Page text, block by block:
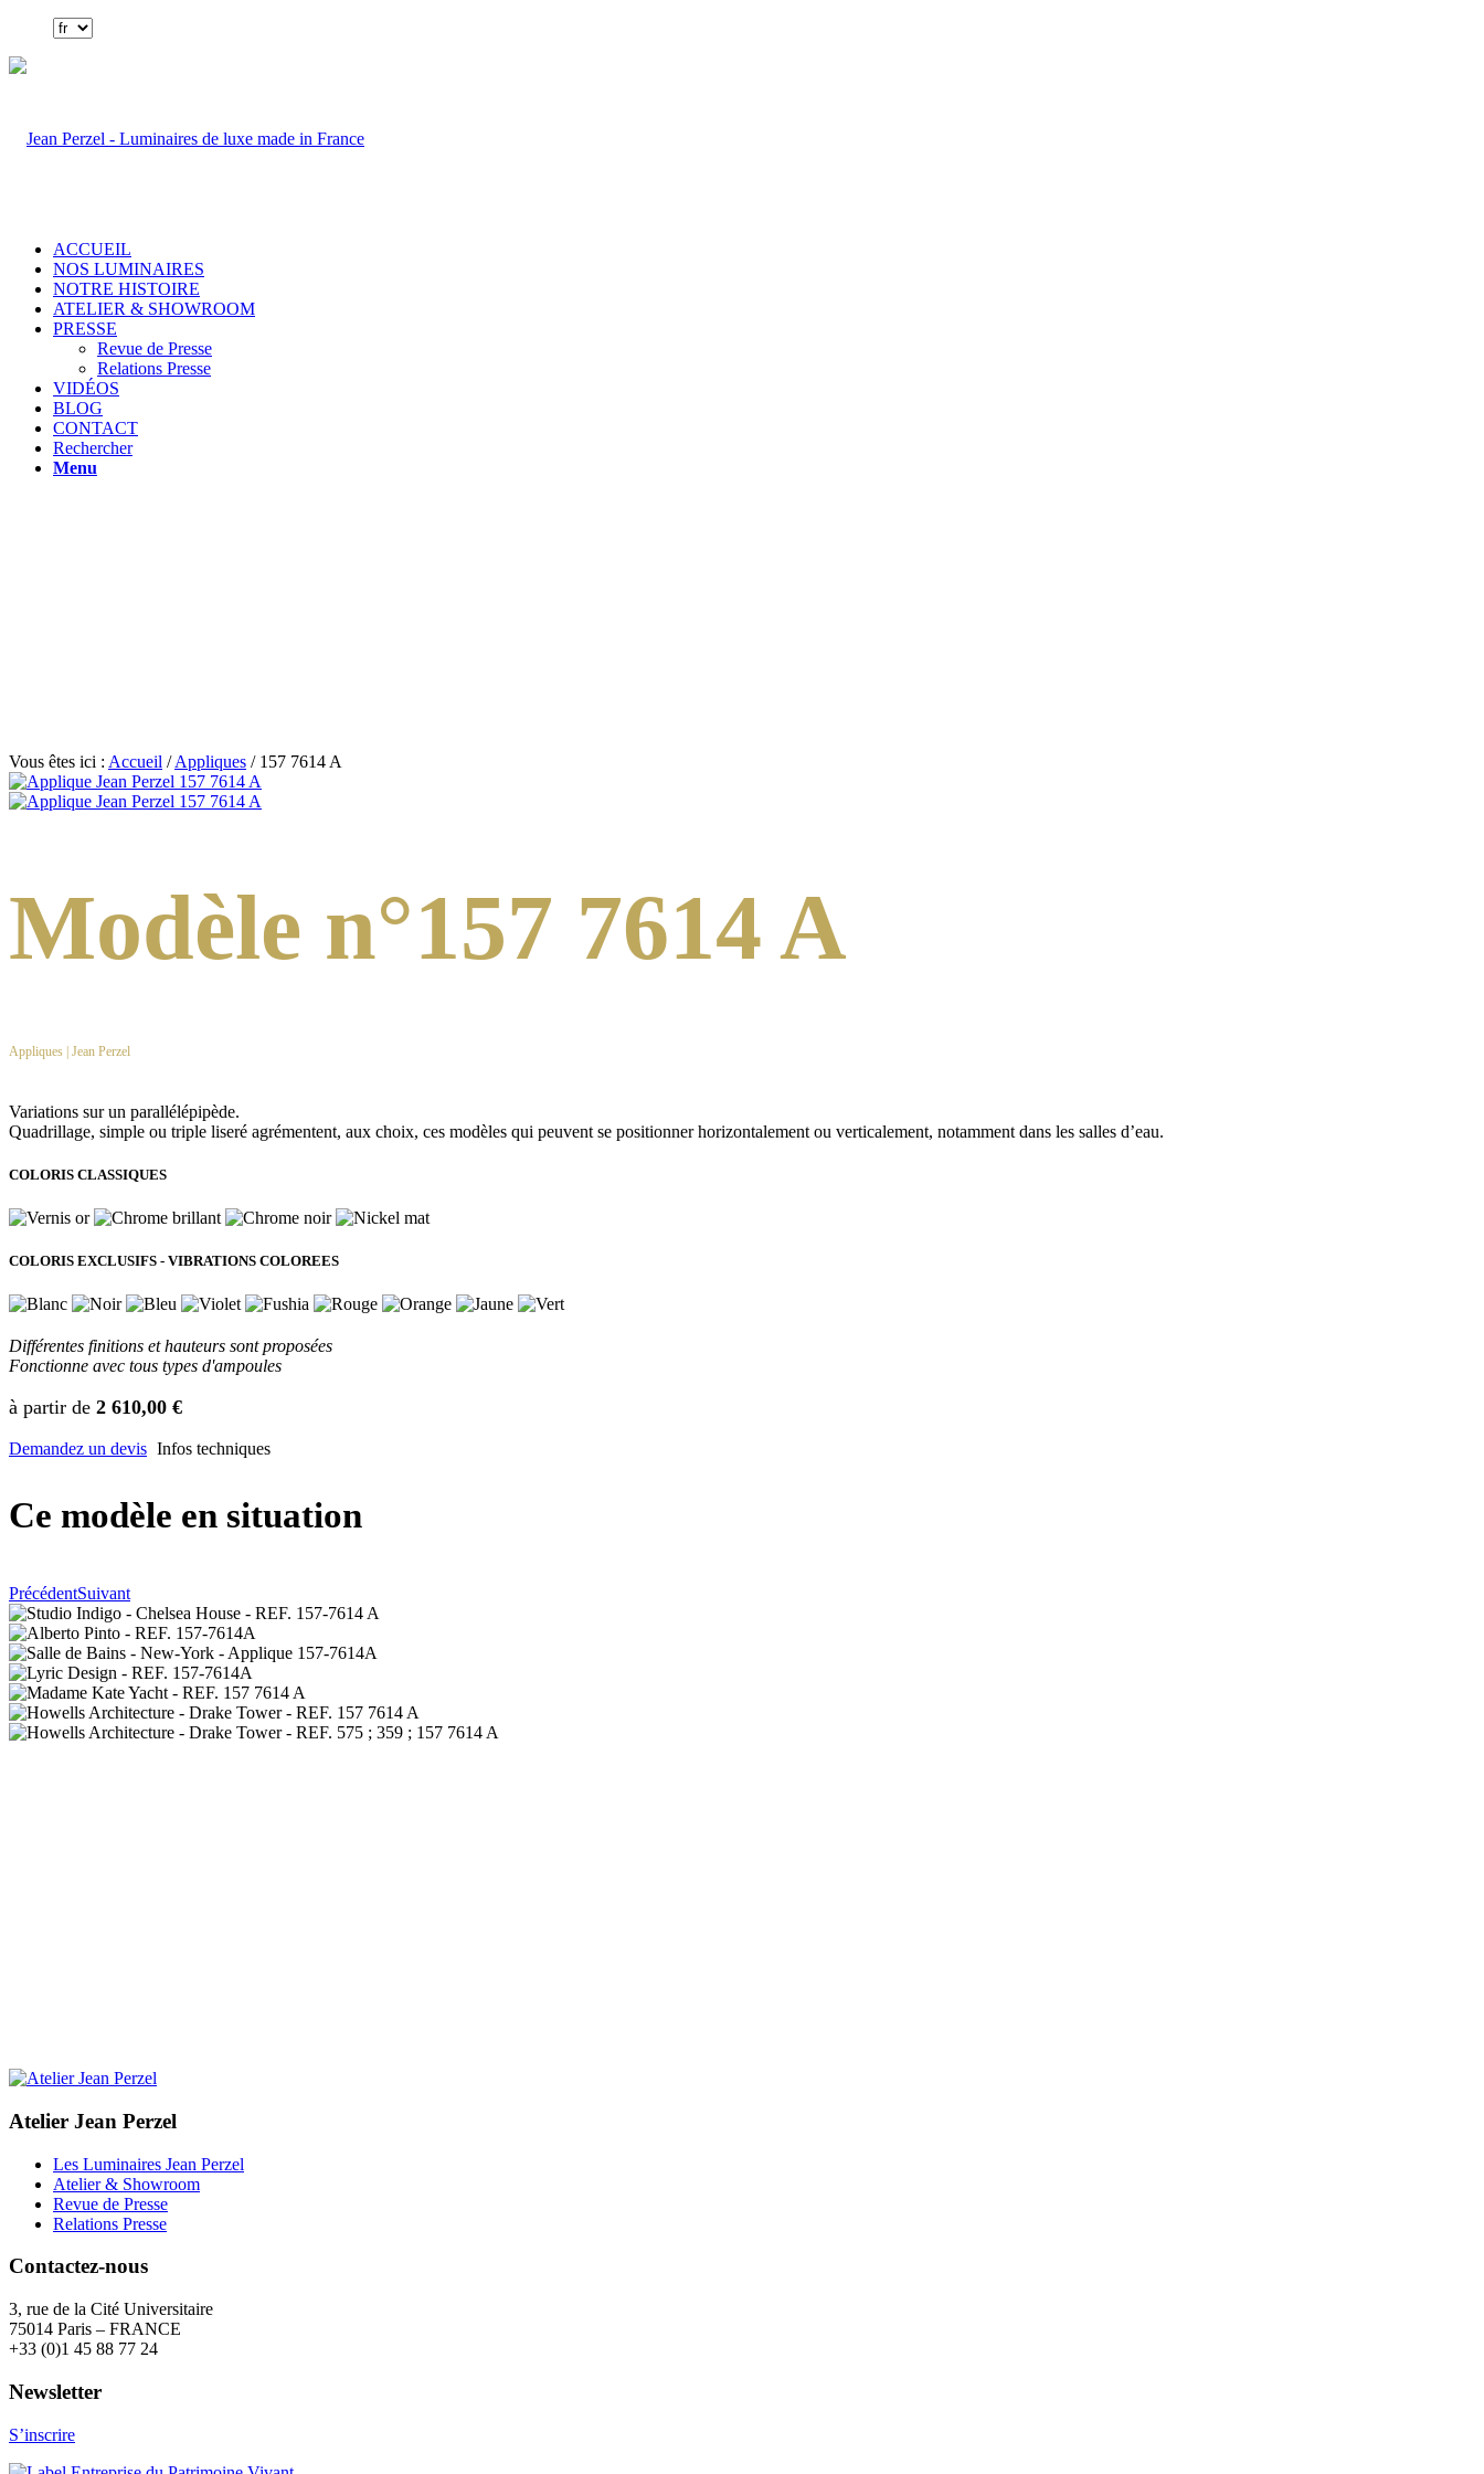
ACCUEIL
NOS LUMINAIRES
NOTRE HISTOIRE
ATELIER & SHOWROOM
PRESSE
Revue de Presse
Relations Presse
VIDÉOS
BLOG
CONTACT
Rechercher
Menu
Vous êtes ici : Accueil / Appliques / 157 7614 A
Modèle n°157 7614 A
Appliques | Jean Perzel
Variations sur un parallélépipède.
Quadrillage, simple ou triple liseré agrémentent, aux choix, ces modèles qui peuvent se positionner horizontalement ou verticalement, notamment dans les salles d’eau.
COLORIS CLASSIQUES
COLORIS EXCLUSIFS - VIBRATIONS COLOREES
Différentes finitions et hauteurs sont proposées
Fonctionne avec tous types d'ampoules
à partir de 2 610,00 €
Demandez un devis Infos techniques
Ce modèle en situation
PrécédentSuivant
Atelier Jean Perzel
Les Luminaires Jean Perzel
Atelier & Showroom
Revue de Presse
Relations Presse
Contactez-nous
3, rue de la Cité Universitaire
75014 Paris – FRANCE
+33 (0)1 45 88 77 24
Newsletter
S’inscrire